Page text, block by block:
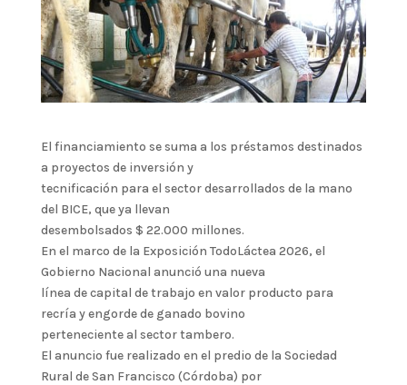
El financiamiento se suma a los préstamos destinados
a proyectos de inversión y
tecnificación para el sector desarrollados de la mano
del BICE, que ya llevan
desembolsados $ 22.000 millones.
En el marco de la Exposición TodoLáctea 2026, el
Gobierno Nacional anunció una nueva
línea de capital de trabajo en valor producto para
recría y engorde de ganado bovino
perteneciente al sector tambero.
El anuncio fue realizado en el predio de la Sociedad
Rural de San Francisco (Córdoba) por